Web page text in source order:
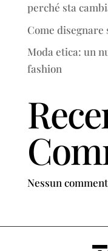
perché sta
Come disegnare
Moda etica: un
fashion
Nessun